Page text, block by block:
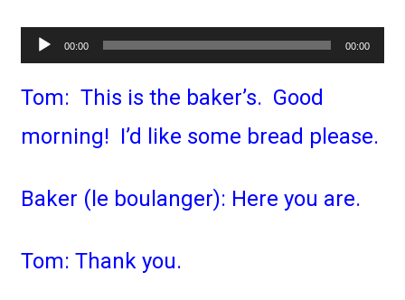
Lecteur
audio
00:00 00:00
Tom: This is the baker’s. Good
morning! I’d like some bread please.
Baker (le boulanger): Here you are.
Tom: Thank you.